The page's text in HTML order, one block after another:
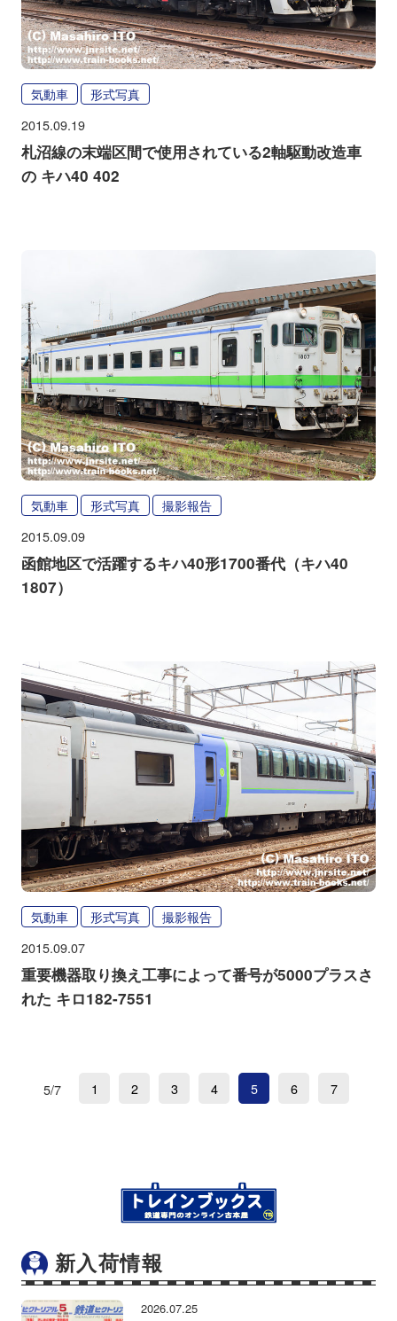
気動車 形式写真
2015.09.19
札沼線の末端区間で使用されている2軸駆動改造車
の キハ40 402
気動車 形式写真 撮影報告
2015.09.09
函館地区で活躍するキハ40形1700番代（キハ40
1807）
気動車 形式写真 撮影報告
2015.09.07
重要機器取り換え工事によって番号が5000プラスさ
れた キロ182-7551
5/7 1 2 3 4 5 6 7
新入荷情報
2026.07.25